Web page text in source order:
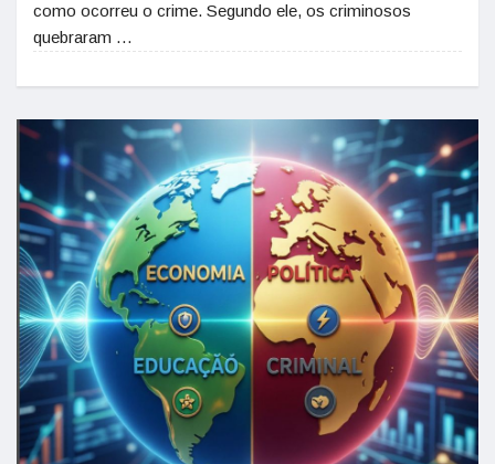
como ocorreu o crime. Segundo ele, os criminosos
quebraram …